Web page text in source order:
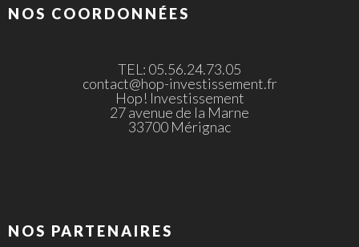
NOS COORDONNÉES
TEL: 05.56.24.73.05
contact@hop-investissement.fr
Hop! Investissement
27 avenue de la Marne
33700 Mérignac
NOS PARTENAIRES